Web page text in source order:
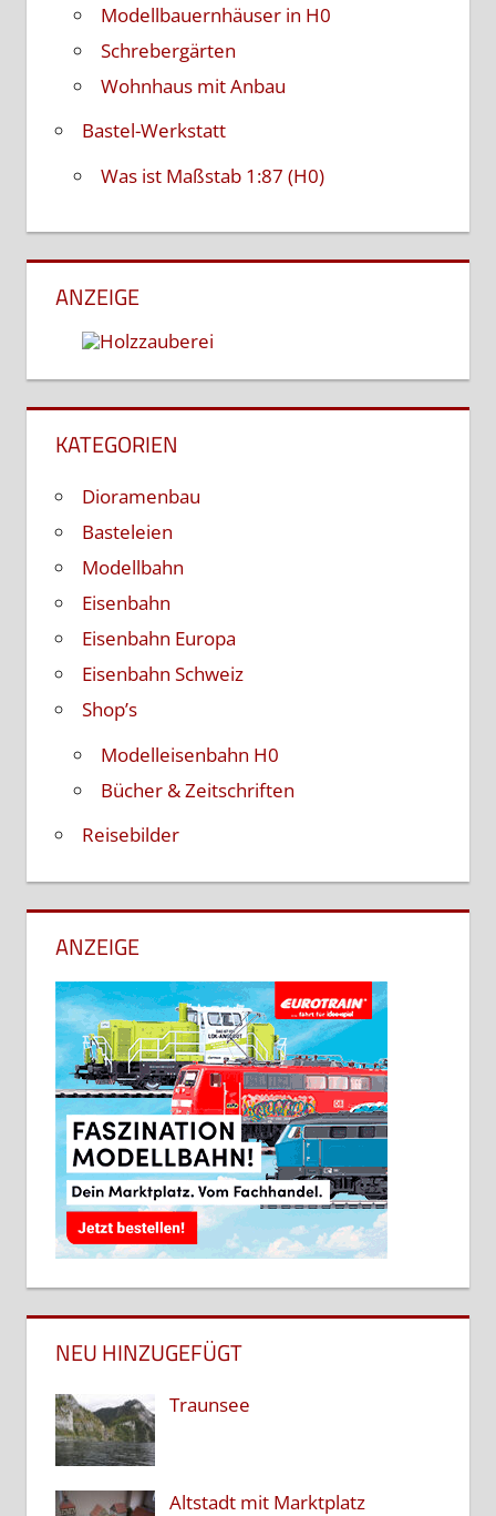
Modellbauernhäuser in H0
Schrebergärten
Wohnhaus mit Anbau
Bastel-Werkstatt
Was ist Maßstab 1:87 (H0)
ANZEIGE
KATEGORIEN
Dioramenbau
Basteleien
Modellbahn
Eisenbahn
Eisenbahn Europa
Eisenbahn Schweiz
Shop’s
Modelleisenbahn H0
Bücher & Zeitschriften
Reisebilder
ANZEIGE
NEU HINZUGEFÜGT
Traunsee
Altstadt mit Marktplatz